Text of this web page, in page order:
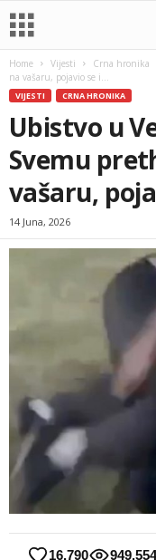
Home Vijesti Crna hronika
na vašaru, pojavio se i...
VIJESTI CRNA HRONIKA
Ubistvo u
Svemu
vašaru,
14 Juna, 2026
16.790 949.554